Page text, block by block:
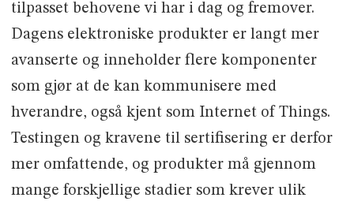
tilpasset behovene vi har i dag og fremover.
Dagens elektroniske produkter er langt mer
avanserte og inneholder flere komponenter
som gjør at de kan kommunisere med
hverandre, også kjent som Internet of Things.
Testingen og kravene til sertifisering er derfor
mer omfattende, og produkter må gjennom
mange forskjellige stadier som krever ulik